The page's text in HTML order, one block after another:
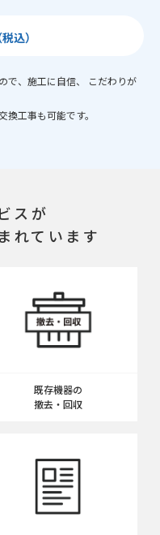
税込）
で、施工に自信、 こだわりが
工事も可能です。
スが
れています
既存機器の
撤去・回収